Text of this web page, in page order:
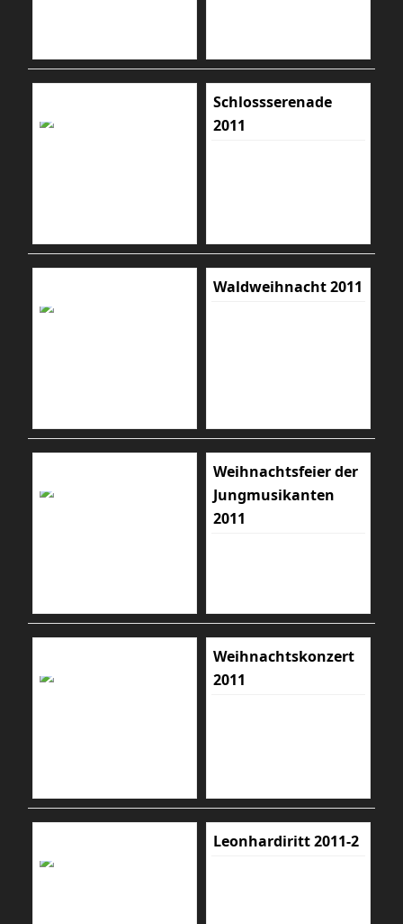
Schlossserenade
2011
Waldweihnacht 2011
Weihnachtsfeier der
Jungmusikanten
2011
Weihnachtskonzert
2011
Leonhardiritt 2011-2